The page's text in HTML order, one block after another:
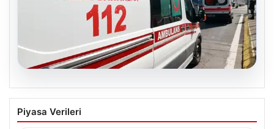
Diyarbakır’da Silahlı Çatışma: 1 Ölü, 1
Yaralı
Piyasa Verileri